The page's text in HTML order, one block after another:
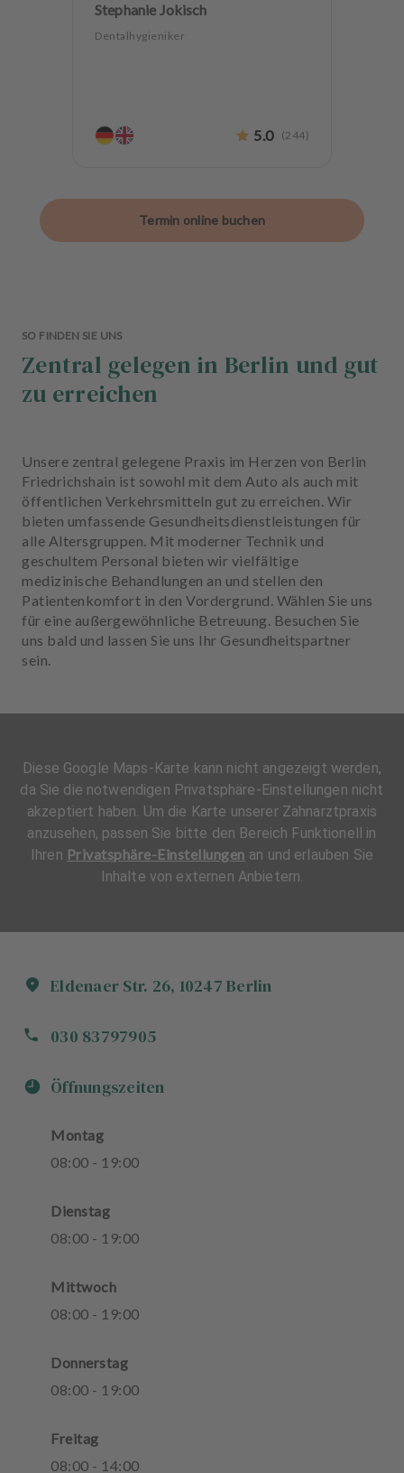
Stephanie Jokisch
Dentalhygieniker
5.0 (244)
Termin online buchen
SO FINDEN SIE UNS
Zentral gelegen in Berlin und gut
zu erreichen
Unsere zentral gelegene Praxis im Herzen von Berlin
Friedrichshain ist sowohl mit dem Auto als auch mit
öffentlichen Verkehrsmitteln gut zu erreichen. Wir
bieten umfassende Gesundheitsdienstleistungen für
alle Altersgruppen. Mit moderner Technik und
geschultem Personal bieten wir vielfältige
medizinische Behandlungen an und stellen den
Patientenkomfort in den Vordergrund. Wählen Sie uns
für eine außergewöhnliche Betreuung. Besuchen Sie
uns bald und lassen Sie uns Ihr Gesundheitspartner
sein.
Eldenaer Str. 26, 10247 Berlin
030 83797905
Öffnungszeiten
Montag
08:00 - 19:00
Dienstag
08:00 - 19:00
Mittwoch
08:00 - 19:00
Donnerstag
08:00 - 19:00
Freitag
08:00 - 14:00
Diese Google Maps-Karte kann nicht angezeigt werden,
da Sie die notwendigen Privatsphäre-Einstellungen nicht
akzeptiert haben. Um die Karte unserer Zahnarztpraxis
anzusehen, passen Sie bitte den Bereich Funktionell in
Ihren Privatsphäre-Einstellungen an und erlauben Sie
Inhalte von externen Anbietern.